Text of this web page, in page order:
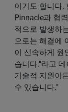
이기도 합니다.
Pinnacle과 협
적으로 발생하
으로는 해결에
이 신속하게 원
습니다."라고
기술적 지원이
수 있습니다."